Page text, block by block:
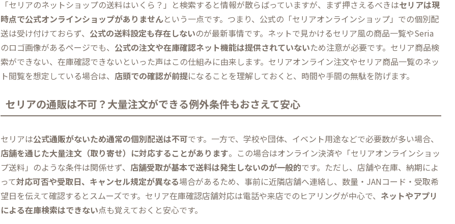
「セリアのネットショップの送料はいくら？」と検索すると情報が散らばっていますが、まず押さえるべきはセリアは現
時点で公式オンラインショップがありませんという一点です。つまり、公式の「セリアオンラインショップ」での個別配
送は受け付けておらず、 公式の送料設定も存在しないのが最新事情です。ネットで見かけるセリア風の商品一覧やSeria
のロゴ画像があるページでも、 公式の注文や在庫確認ネット機能は提供されていないため注意が必要です。セリア商品検
索ができない、在庫確認できないといった声はこの仕組みに由来します。セリアオンライン注文やセリア商品一覧のネッ
ト閲覧を想定している場合は、 店頭での確認が前提になることを理解しておくと、時間や手間の無駄を防げます。
セリアの通販は不可？大量注文ができる例外条件もおさえて安心
セリアは公式通販がないため通常の個別配送は不可です。一方で、学校や団体、イベント用途などで必要数が多い場合、
店舗を通じた大量注文（取り寄せ）に対応することがあります。この場合はオンライン決済や「セリアオンラインショッ
プ送料」のような条件は関係せず、 店舗受取が基本で送料は発生しないのが一般的です。ただし、店舗や在庫、納期によ
って対応可否や受取日、キャンセル規定が異なる場合があるため、事前に近隣店舗へ連絡し、数量・JANコード・受取希
望日を伝えて確認するとスムーズです。セリア在庫確認店舗対応は電話や来店でのヒアリングが中心で、 ネットやアプリ
による在庫検索はできない点も覚えておくと安心です。